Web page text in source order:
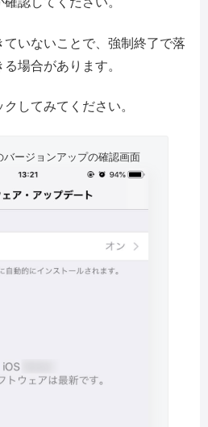
いないことで、強制終了で落
場合があります。
してみてください。
ージョンアップの確認画面